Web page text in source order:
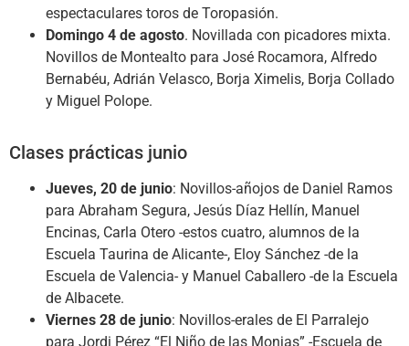
espectaculares toros de Toropasión.
Domingo 4 de agosto. Novillada con picadores mixta.
Novillos de Montealto para José Rocamora, Alfredo
Bernabéu, Adrián Velasco, Borja Ximelis, Borja Collado
y Miguel Polope.
Clases prácticas junio
Jueves, 20 de junio: Novillos-añojos de Daniel Ramos
para Abraham Segura, Jesús Díaz Hellín, Manuel
Encinas, Carla Otero -estos cuatro, alumnos de la
Escuela Taurina de Alicante-, Eloy Sánchez -de la
Escuela de Valencia- y Manuel Caballero -de la Escuela
de Albacete.
Viernes 28 de junio: Novillos-erales de El Parralejo
para Jordi Pérez “El Niño de las Monjas” -Escuela de